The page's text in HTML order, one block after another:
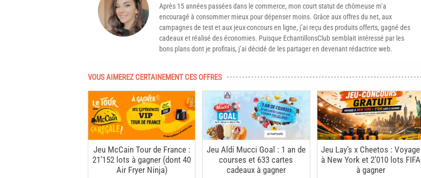
Après 15 années passées dans le commerce, mon court statut de chômeuse m’a
encouragé à consommer mieux pour dépenser moins. Grâce aux offres du net, aux
campagnes de test et aux jeux-concours en ligne, j’ai reçu des produits offerts, gagné des
cadeaux et réalisé des économies. Puisque EchantillonsClub semblait intéressé par les
bons plans dont je profitais, j’ai décidé de les partager en devenant rédactrice web.
VOUS AIMEREZ CERTAINEMENT CES OFFRES
Jeu McCain Tour de France :
21’152 lots à gagner (dont 40
Air Fryer Ninja)
Jeu Aldi Mucci Goal : 1 an de
courses et 633 cartes
cadeaux à gagner
Jeu Lay’s x Cheetos : Voyage
à New York et 2’010 lots FIFA
à gagner